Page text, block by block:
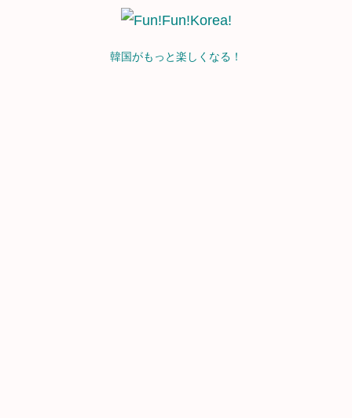
韓国がもっと楽しくなる！